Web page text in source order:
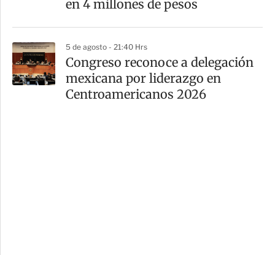
en 4 millones de pesos
5 de agosto - 21:40 Hrs
Congreso reconoce a delegación
mexicana por liderazgo en
Centroamericanos 2026